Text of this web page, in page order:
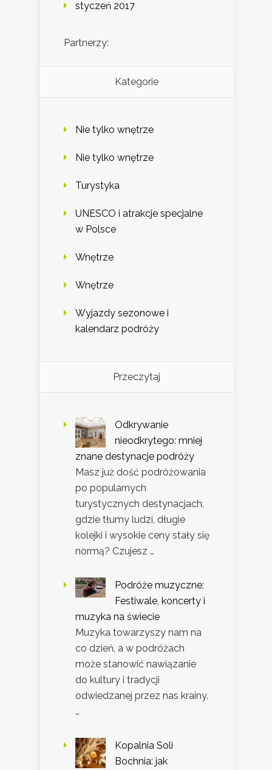
styczeń 2017
Partnerzy:
Kategorie
Nie tylko wnętrze
Nie tylko wnętrze
Turystyka
UNESCO i atrakcje specjalne
w Polsce
Wnętrze
Wnętrze
Wyjazdy sezonowe i
kalendarz podróży
Przeczytaj
Odkrywanie
nieodkrytego: mniej
znane destynacje podróży
Masz już dość podróżowania
po popularnych
turystycznych destynacjach,
gdzie tłumy ludzi, długie
kolejki i wysokie ceny stały się
normą? Czujesz …
Podróże muzyczne:
Festiwale, koncerty i
muzyka na świecie
Muzyka towarzyszy nam na
co dzień, a w podróżach
może stanowić nawiązanie
do kultury i tradycji
odwiedzanej przez nas krainy.
…
Kopalnia Soli
Bochnia: jak